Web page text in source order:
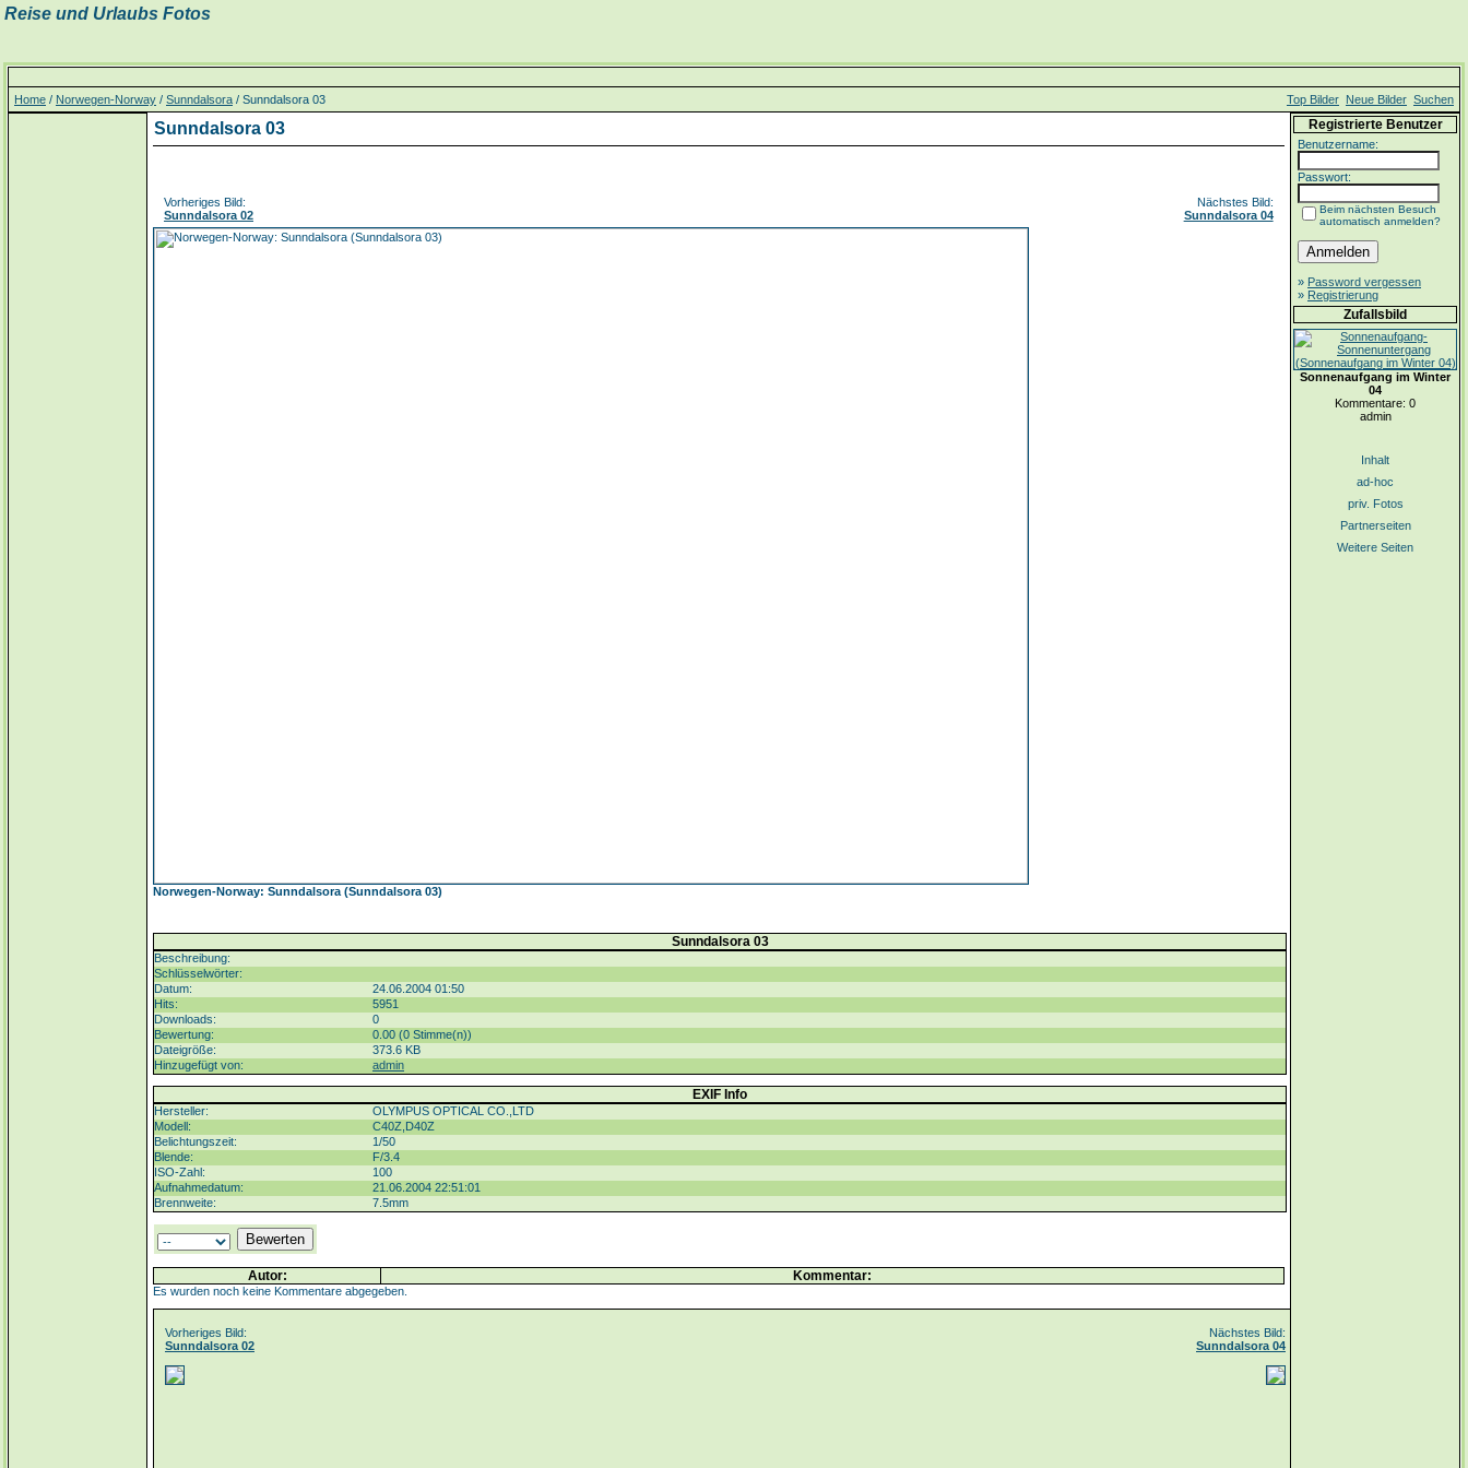
Reise und Urlaubs Fotos
Home / Norwegen-Norway / Sunndalsora / Sunndalsora 03 Top Bilder Neue Bilder Suchen
Sunndalsora 03
Vorheriges Bild:
Sunndalsora 02
Nächstes Bild:
Sunndalsora 04
Norwegen-Norway: Sunndalsora (Sunndalsora 03)
Sunndalsora 03
Beschreibung:
Schlüsselwörter:
Datum:
24.06.2004 01:50
Hits:
5951
Downloads:
0
Bewertung:
0.00 (0 Stimme(n))
Dateigröße:
373.6 KB
Hinzugefügt von:
admin
EXIF Info
Hersteller:
OLYMPUS OPTICAL CO.,LTD
Modell:
C40Z,D40Z
Belichtungszeit:
1/50
Blende:
F/3.4
ISO-Zahl:
100
Aufnahmedatum:
21.06.2004 22:51:01
Brennweite:
7.5mm
Autor: Kommentar:
Es wurden noch keine Kommentare abgegeben.
Vorheriges Bild:
Sunndalsora 02
Nächstes Bild:
Sunndalsora 04
Registrierte Benutzer
Benutzername:
Passwort:
Beim nächsten Besuch
automatisch anmelden?
» Password vergessen
» Registrierung
Zufallsbild
Sonnenaufgang im Winter
04
Kommentare: 0
admin
Inhalt
ad-hoc
priv. Fotos
Partnerseiten
Weitere Seiten